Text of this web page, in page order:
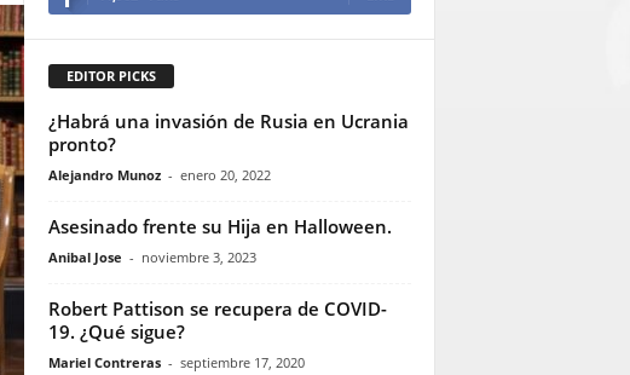
EDITOR PICKS
¿Habrá una invasión de Rusia en Ucrania
pronto?
Alejandro Munoz - enero 20, 2022
Asesinado frente su Hija en Halloween.
Anibal Jose - noviembre 3, 2023
Robert Pattison se recupera de COVID-
19. ¿Qué sigue?
Mariel Contreras - septiembre 17, 2020